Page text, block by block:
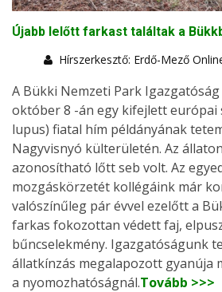
Újabb lelőtt farkast találtak a
Hírszerkesztő: Erdő-Mező
A Bükki Nemzeti Park
október 8 -án egy kifejlett európai
lupus) fiatal hím példányának
Nagyvisnyó külterületén. Az
azonosítható lőtt seb volt. Az
mozgáskörzetét kollégáink már
valószínűleg pár évvel ezelőtt a
farkas fokozottan védett faj,
bűncselekmény. Igazgatóságunk
állatkínzás megalapozott gyanúja
a nyomozhatóságnál.Tovább >>>